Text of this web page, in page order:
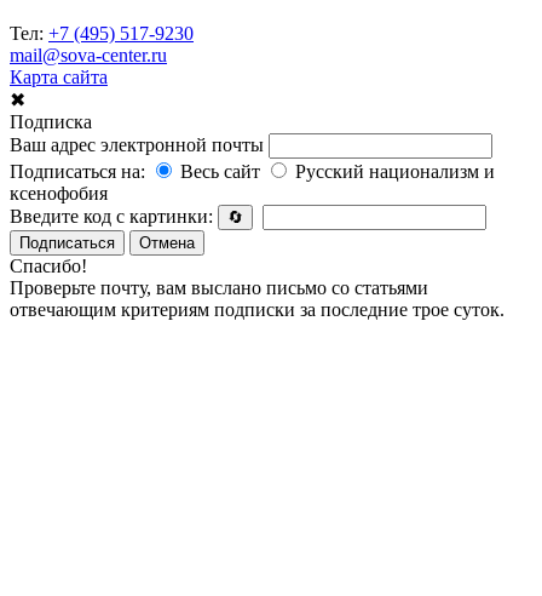
Тел: +7 (495) 517-9230
mail@sova-center.ru
Карта сайта
✖
Подписка
Ваш адрес электронной почты
Подписаться на:
Весь сайт
Русский национализм и
ксенофобия
Введите код с картинки:
🔄
Подписаться
Отмена
Спасибо!
Проверьте почту, вам выслано письмо со статьями
отвечающим критериям подписки за последние трое суток.